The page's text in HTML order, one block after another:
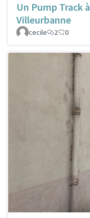
Un Pump Track à
Villeurbanne
cecile
2 0